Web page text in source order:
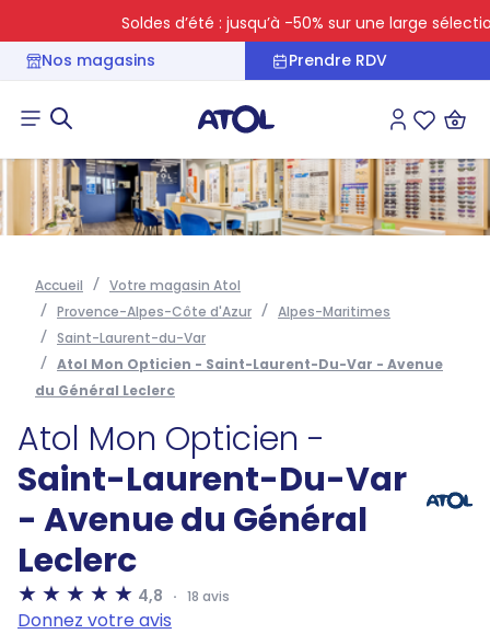
Soldes d’été : jusqu’à -50% sur une large sélection
Nos magasins
Prendre RDV
Connexion
Accueil
Votre magasin Atol
Provence-Alpes-Côte d'Azur
Alpes-Maritimes
Saint-Laurent-du-Var
Atol Mon Opticien - Saint-Laurent-Du-Var - Avenue
du Général Leclerc
Atol Mon Opticien -
Saint-Laurent-Du-Var
- Avenue du Général
Leclerc
4,8 18 avis
Donnez votre avis